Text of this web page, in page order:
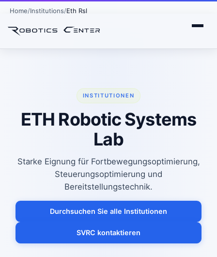
Home Institutions Eth Rsl
INSTITUTIONEN
ETH Robotic Systems
Lab
Starke Eignung für Fortbewegungsoptimierung,
Steuerungsoptimierung und
Bereitstellungstechnik.
Durchsuchen Sie alle Institutionen
SVRC kontaktieren